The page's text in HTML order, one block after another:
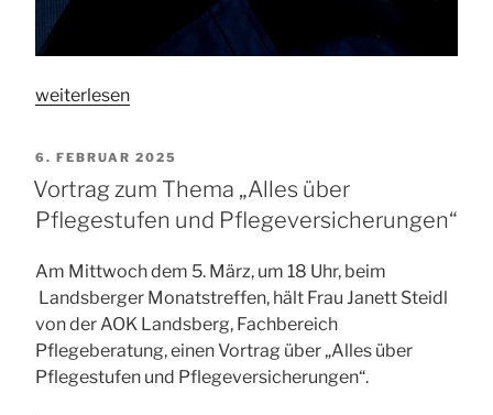
„Pflegegrad.
Wieviel?
Schwierig?“
weiterlesen
VERÖFFENTLICHT
AM
6. FEBRUAR 2025
Vortrag zum Thema „Alles über
Pflegestufen und Pflegeversicherungen“
Am Mittwoch dem 5. März, um 18 Uhr, beim
Landsberger Monatstreffen, hält Frau Janett Steidl
von der AOK Landsberg, Fachbereich
Pflegeberatung, einen Vortrag über „Alles über
Pflegestufen und Pflegeversicherungen“.